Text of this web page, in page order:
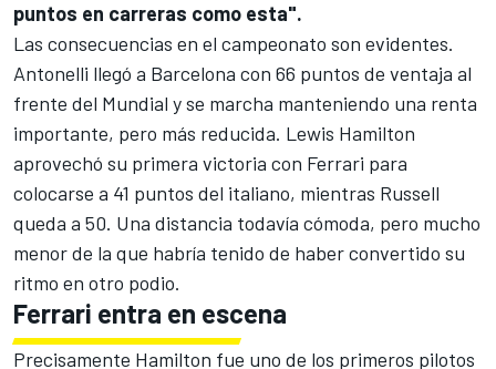
puntos en carreras como esta".
Las consecuencias en el campeonato son evidentes.
Antonelli llegó a Barcelona con 66 puntos de ventaja al
frente del Mundial y se marcha manteniendo una renta
importante, pero más reducida. Lewis Hamilton
aprovechó su primera victoria con Ferrari para
colocarse a 41 puntos del italiano, mientras Russell
queda a 50. Una distancia todavía cómoda, pero mucho
menor de la que habría tenido de haber convertido su
ritmo en otro podio.
Ferrari entra en escena
Precisamente Hamilton fue uno de los primeros pilotos